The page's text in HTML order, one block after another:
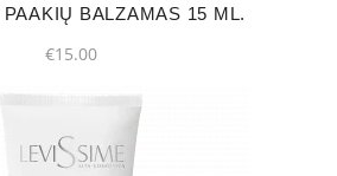
BALZAMAS 15 ML.
€15.00